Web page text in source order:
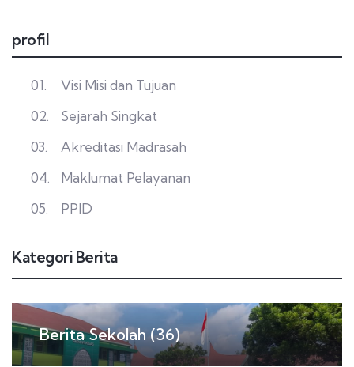
profil
Visi Misi dan Tujuan
Sejarah Singkat
Akreditasi Madrasah
Maklumat Pelayanan
PPID
Kategori Berita
Berita Sekolah (36)